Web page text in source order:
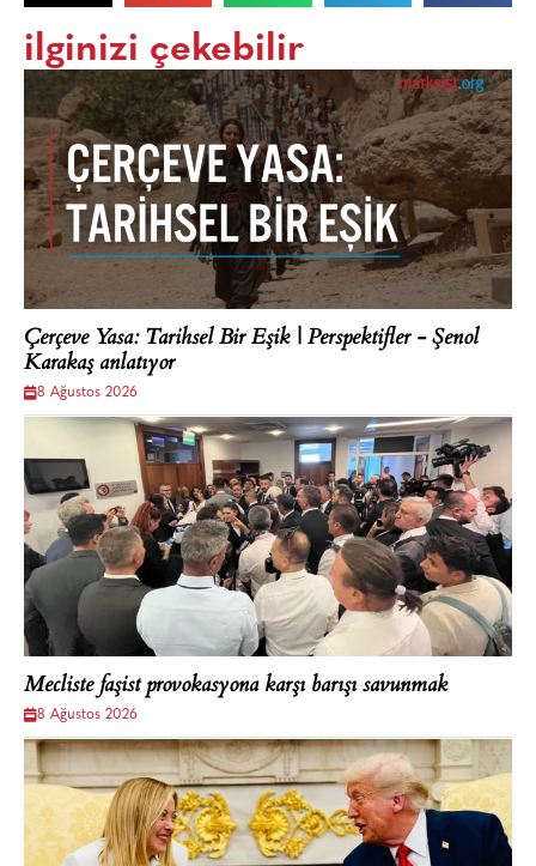
ilginizi çekebilir
Çerçeve Yasa: Tarihsel Bir Eşik | Perspektifler - Şenol
Karakaş anlatıyor
8 Ağustos 2026
Mecliste faşist provokasyona karşı barışı savunmak
8 Ağustos 2026